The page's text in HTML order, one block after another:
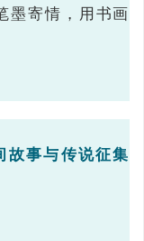
墨寄情，用书画
故事与传说征集